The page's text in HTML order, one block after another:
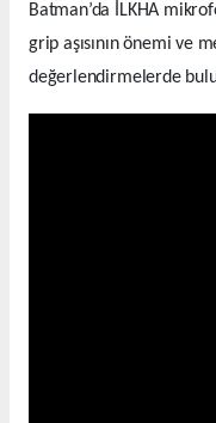
Batman’da İLKHA
grip aşısının önemi ve
değerlendirmelerde